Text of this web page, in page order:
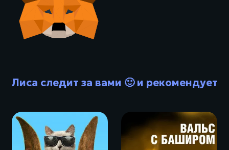
Лиса следит за вами 🙂 и рекомендует